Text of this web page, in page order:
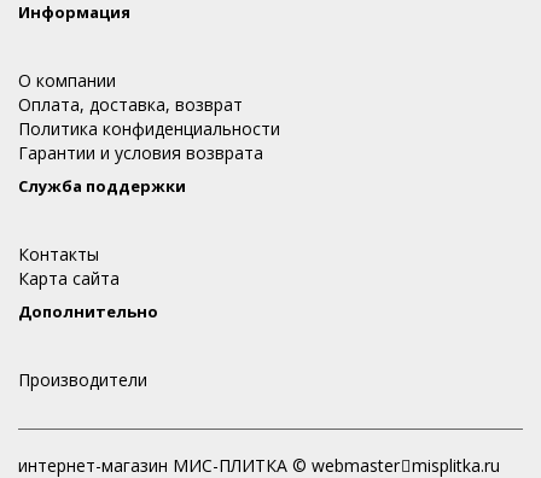
Информация
О компании
Оплата, доставка, возврат
Политика конфиденциальности
Гарантии и условия возврата
Служба поддержки
Контакты
Карта сайта
Дополнительно
Производители
интернет-магазин МИС-ПЛИТКА © webmaster misplitka.ru